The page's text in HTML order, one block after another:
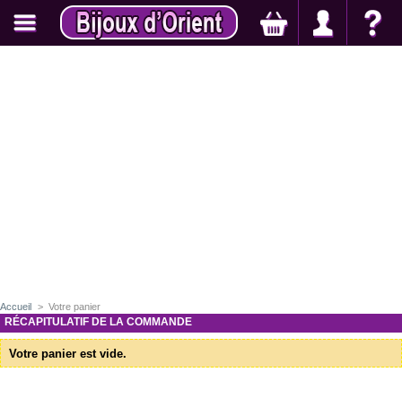
Accueil > Votre panier
RÉCAPITULATIF DE LA COMMANDE
Votre panier est vide.